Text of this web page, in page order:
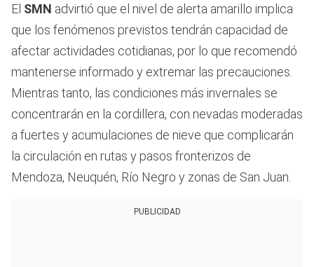
El SMN advirtió que el nivel de alerta amarillo implica
que los fenómenos previstos tendrán capacidad de
afectar actividades cotidianas, por lo que recomendó
mantenerse informado y extremar las precauciones.
Mientras tanto, las condiciones más invernales se
concentrarán en la cordillera, con nevadas moderadas
a fuertes y acumulaciones de nieve que complicarán
la circulación en rutas y pasos fronterizos de
Mendoza, Neuquén, Río Negro y zonas de San Juan.
PUBLICIDAD